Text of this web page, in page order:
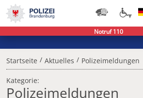
Startseite / Aktuelles / Polizeimeldungen
Kategorie:
Polizeimeldungen
Notruf 110